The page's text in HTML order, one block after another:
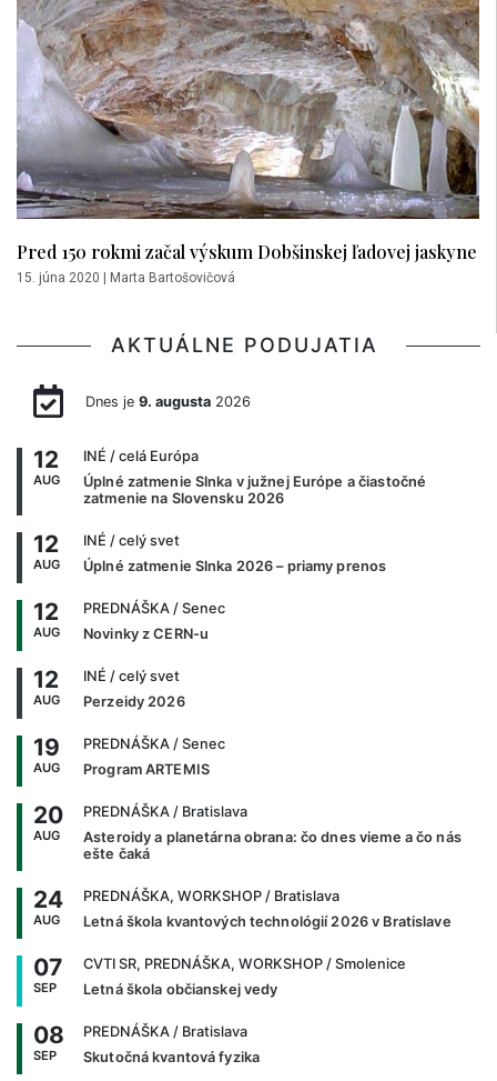
Pred 150 rokmi začal výskum Dobšinskej ľadovej jaskyne
15. júna 2020 | Marta Bartošovičová
AKTUÁLNE PODUJATIA
Dnes je 9. augusta2026
12
AUG
INÉ / celá Európa
Úplné zatmenie Slnka v južnej Európe a čiastočné
zatmenie na Slovensku 2026
12
AUG
INÉ / celý svet
Úplné zatmenie Slnka 2026 – priamy prenos
12
AUG
PREDNÁŠKA / Senec
Novinky z CERN-u
12
AUG
INÉ / celý svet
Perzeidy 2026
19
AUG
PREDNÁŠKA / Senec
Program ARTEMIS
20
AUG
PREDNÁŠKA / Bratislava
Asteroidy a planetárna obrana: čo dnes vieme a čo nás
ešte čaká
24
AUG
PREDNÁŠKA, WORKSHOP / Bratislava
Letná škola kvantových technológií 2026 v Bratislave
07
SEP
CVTI SR, PREDNÁŠKA, WORKSHOP / Smolenice
Letná škola občianskej vedy
08
SEP
PREDNÁŠKA / Bratislava
Skutočná kvantová fyzika